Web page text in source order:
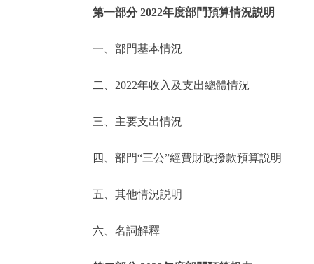
便民服務
仲介服務
第一部分 2022年度部門預算情況説明
一、部門基本情況
二、2022年收入及支出總體情況
三、主要支出情況
四、部門“三公”經費財政撥款預算説明
五、其他情況説明
六、名詞解釋